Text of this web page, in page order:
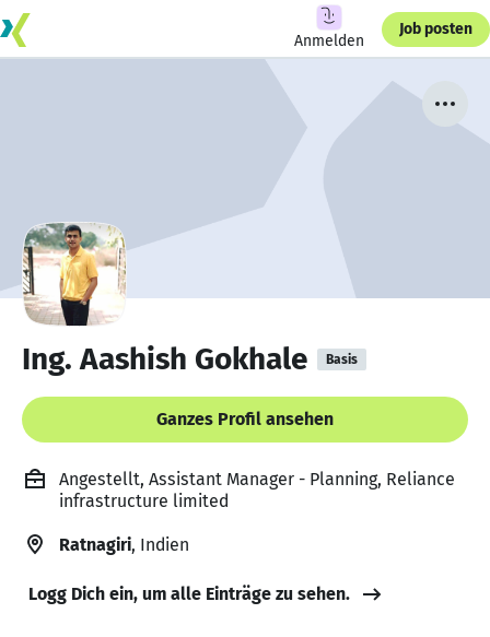
Anmelden
Job posten
Ing. Aashish Gokhale Basis
Ganzes Profil ansehen
Angestellt, Assistant Manager - Planning, Reliance
infrastructure limited
Ratnagiri, Indien
Logg Dich ein, um alle Einträge zu sehen.